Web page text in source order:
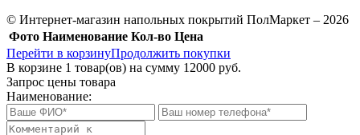
© Интернет-магазин напольных покрытий ПолМаркет – 2026
Фото Наименование Кол-во Цена
Перейти в корзинуПродолжить покупки
В корзине 1 товар(ов) на сумму 12000 руб.
Запрос цены товара
Наименование: